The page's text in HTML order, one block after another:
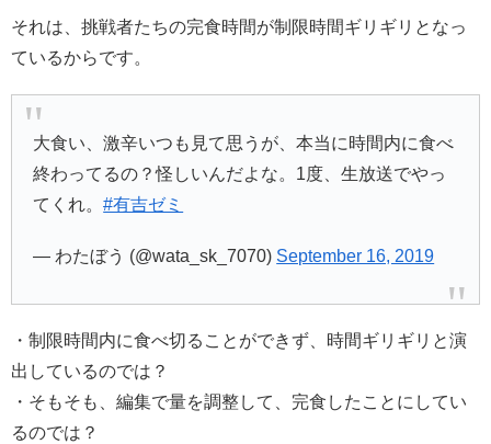
それは、挑戦者たちの完食時間が制限時間ギリギリとなっ
ているからです。
大食い、激辛いつも見て思うが、本当に時間内に食べ
終わってるの？怪しいんだよな。1度、生放送でやっ
てくれ。#有吉ゼミ
— わたぼう (@wata_sk_7070) September 16, 2019
・制限時間内に食べ切ることができず、時間ギリギリと演
出しているのでは？
・そもそも、編集で量を調整して、完食したことにしてい
るのでは？